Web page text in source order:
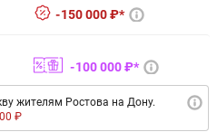
150 000 ₽*
100 000 ₽*
жителям Ростова на Дону.
₽